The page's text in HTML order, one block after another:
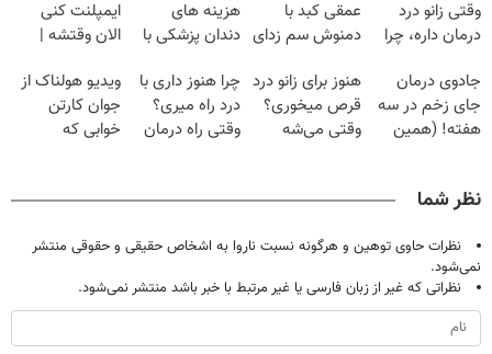
وقتی زانو درد
درمان داره، چرا
تحمل میکنی؟❗
عمقی کبد با
دمنوش سم زدای
هزینه های
دندان پزشکی با
خانگی
ایمپلنت کنی
الان وقتشه |
میلیون تومان!!!
جادوی درمان
جای زخم در سه
هفته! (همین
هنوز برای زانو درد
قرص میخوری؟
وقتی می‌شه
چرا هنوز داری با
درد راه میری؟
وقتی راه درمان
ویدیو هولناک از
جوان کارتن
خوابی که
نظر شما
نظرات حاوی توهین و هرگونه نسبت ناروا به اشخاص حقیقی و حقوقی منتشر
نمی‌شود.
نظراتی که غیر از زبان فارسی یا غیر مرتبط با خبر باشد منتشر نمی‌شود.